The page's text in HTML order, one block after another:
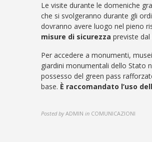
Le visite durante le domeniche
che si svolgeranno durante gli
dovranno avere luogo nel pieno
misure di sicurezza previste
Per accedere a monumenti,
giardini monumentali dello Stato
possesso del green pass
base. È raccomandato l’uso
Posted by ADMIN in COMUNICAZIONI